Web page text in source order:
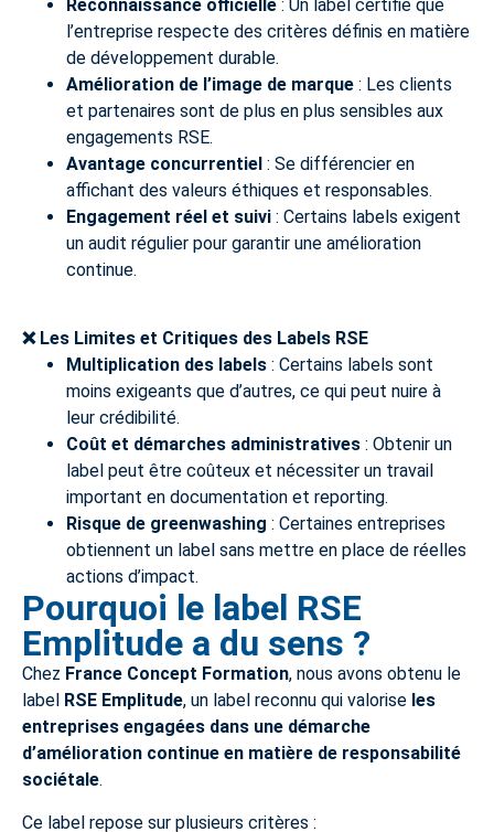
Reconnaissance officielle : Un label certifie que
l’entreprise respecte des critères définis en matière
de développement durable.
Amélioration de l’image de marque : Les clients
et partenaires sont de plus en plus sensibles aux
engagements RSE.
Avantage concurrentiel : Se différencier en
affichant des valeurs éthiques et responsables.
Engagement réel et suivi : Certains labels exigent
un audit régulier pour garantir une amélioration
continue.
❌ Les Limites et Critiques des Labels RSE
Multiplication des labels : Certains labels sont
moins exigeants que d’autres, ce qui peut nuire à
leur crédibilité.
Coût et démarches administratives : Obtenir un
label peut être coûteux et nécessiter un travail
important en documentation et reporting.
Risque de greenwashing : Certaines entreprises
obtiennent un label sans mettre en place de réelles
actions d’impact.
Pourquoi le label RSE
Emplitude a du sens ?
Chez France Concept Formation, nous avons obtenu le
label RSE Emplitude, un label reconnu qui valorise les
entreprises engagées dans une démarche
d’amélioration continue en matière de responsabilité
sociétale.
Ce label repose sur plusieurs critères :